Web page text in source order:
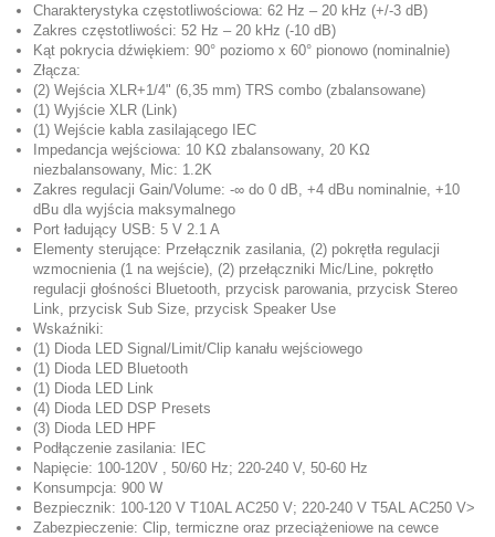
Charakterystyka częstotliwościowa: 62 Hz – 20 kHz (+/-3 dB)
Zakres częstotliwości: 52 Hz – 20 kHz (-10 dB)
Kąt pokrycia dźwiękiem: 90° poziomo x 60° pionowo (nominalnie)
Złącza:
(2) Wejścia XLR+1/4" (6,35 mm) TRS combo (zbalansowane)
(1) Wyjście XLR (Link)
(1) Wejście kabla zasilającego IEC
Impedancja wejściowa: 10 KΩ zbalansowany, 20 KΩ
niezbalansowany, Mic: 1.2K
Zakres regulacji Gain/Volume: -∞ do 0 dB, +4 dBu nominalnie, +10
dBu dla wyjścia maksymalnego
Port ładujący USB: 5 V 2.1 A
Elementy sterujące: Przełącznik zasilania, (2) pokrętła regulacji
wzmocnienia (1 na wejście), (2) przełączniki Mic/Line, pokrętło
regulacji głośności Bluetooth, przycisk parowania, przycisk Stereo
Link, przycisk Sub Size, przycisk Speaker Use
Wskaźniki:
(1) Dioda LED Signal/Limit/Clip kanału wejściowego
(1) Dioda LED Bluetooth
(1) Dioda LED Link
(4) Dioda LED DSP Presets
(3) Dioda LED HPF
Podłączenie zasilania: IEC
Napięcie: 100-120V , 50/60 Hz; 220-240 V, 50-60 Hz
Konsumpcja: 900 W
Bezpiecznik: 100-120 V T10AL AC250 V; 220-240 V T5AL AC250 V>
Zabezpieczenie: Clip, termiczne oraz przeciążeniowe na cewce